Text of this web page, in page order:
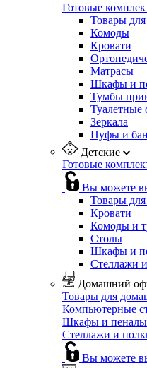
Готовые
Товары для
Комоды
Кровати
Матрасы
Шкафы и
Тумбы
Туалетные
Зеркала
Пуфы и
Детские
Готовые
Вы можете
Товары для
Кровати
Комоды и
Столы
Шкафы и
Стеллажи
Домашний
Товары для
Компьютерные
Шкафы и пеналы
Стеллажи и
Вы можете